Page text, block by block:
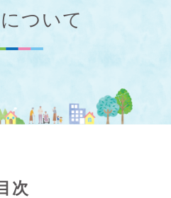
ついて
次